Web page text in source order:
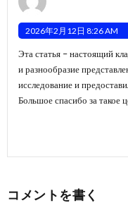
2026年2月12日 8:26 AM
Эта статья – настоящий
и разнообразие
исследование и
Большое спасибо за такое
コメントを書く